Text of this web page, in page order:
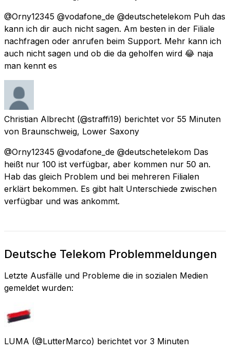
@Orny12345 @vodafone_de @deutschetelekom Puh das
kann ich dir auch nicht sagen. Am besten in der Filiale
nachfragen oder anrufen beim Support. Mehr kann ich
auch nicht sagen und ob die da geholfen wird 😂 naja
man kennt es
Christian Albrecht (@straffi19) berichtet vor 55 Minuten
von Braunschweig, Lower Saxony
@Orny12345 @vodafone_de @deutschetelekom Das
heißt nur 100 ist verfügbar, aber kommen nur 50 an.
Hab das gleich Problem und bei mehreren Filialen
erklärt bekommen. Es gibt halt Unterschiede zwischen
verfügbar und was ankommt.
Deutsche Telekom Problemmeldungen
Letzte Ausfälle und Probleme die in sozialen Medien
gemeldet wurden:
LUMA (@LutterMarco) berichtet vor 3 Minuten